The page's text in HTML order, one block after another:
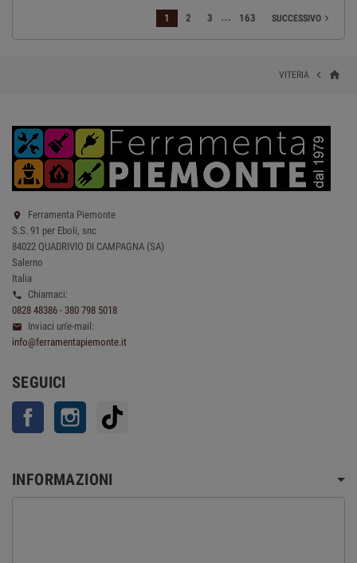
1 2 3 … 163 SUCCESSIVO 
home

VITERIA

Ferramenta Piemonte
S.S. 91 per Eboli, snc
84022 QUADRIVIO DI CAMPAGNA (SA)
Salerno
Italia

Chiamaci:
0828 48386 - 380 798 5018

Inviaci un'e-mail:
info@ferramentapiemonte.it
SEGUICI
Facebook Instagram
INFORMAZIONI